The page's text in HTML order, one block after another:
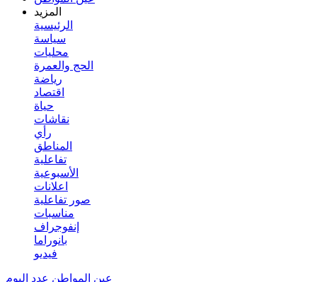
المزيد
الرئيسية
سياسة
محليات
الحج والعمرة
رياضة
اقتصاد
حياة
نقاشات
رأي
المناطق
تفاعلية
الأسبوعية
اعلانات
صور تفاعلية
مناسبات
إنفوجراف
بانوراما
فيديو
عين المواطن عدد اليوم